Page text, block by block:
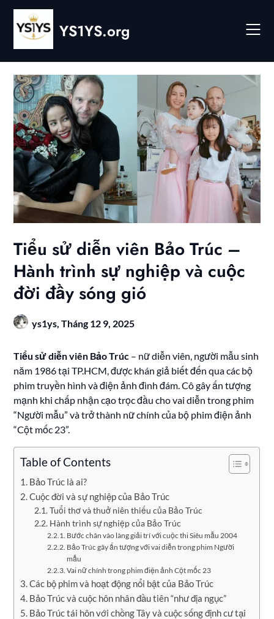
Skip
content
YS1YS.org
Tiểu sử diễn viên Bảo Trúc –
Hành trình sự nghiệp và cuộc
đời đầy sóng gió
ys1ys,Tháng 12 9, 2025
Tiểu sử diễn viên Bảo Trúc – nữ diễn viên, người mẫu sinh
năm 1986 tại TP.HCM, được khán giả biết đến qua các bộ
phim truyền hình và điện ảnh đình đám. Cô gây ấn tượng
mạnh khi chấp nhận cạo trọc đầu cho vai diễn trong phim
“Người mẫu” và trở thành nữ chính của bộ phim điện ảnh
“Cột mốc 23”.
Table of Contents
Bảo Trúc là ai?
Cuộc đời và sự nghiệp của Bảo Trúc
Tuổi thơ và thuở niên thiếu của Bảo Trúc
Hành trình sự nghiệp của Bảo Trúc
Bước chân vào làng giải trí với cuộc thi Siêu mẫu 2004
Bảo Trúc gây ấn tượng với vai diễn trong phim Người
mẫu
Vai nữ chính trong phim điện ảnh Cột mốc 23
Các bộ phim và hoạt động nổi bật của Bảo Trúc
Bảo Trúc và cuộc hôn nhân đầu tiên “như địa ngục”
Bảo Trúc tái hôn với chồng Tây và cuộc sống định cư tại